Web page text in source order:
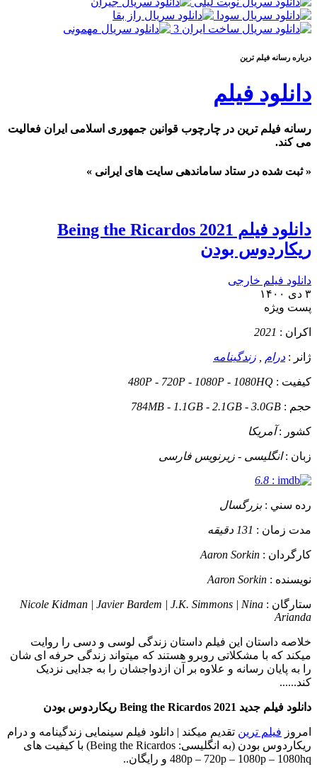
درباره رسانه فيلم ترين
دانلود فیلم
رسانه فیلم ترین در چارچوب قوانین جمهوری اسلامی ایران فعالیت
می کند.
« ثبت شده در ستاد ساماندهی سایت های ایرانی »
دانلود فیلم Being the Ricardos 2021
ریکاردوس بودن
دانلود فیلم خارجی
۳ دی ۱۴۰۰
پست ويژه
اکران : 2021
ژانر : درام زندگینامه
کيفيت : 480P - 720P - 1080P - 1080HQ
حجم : 784MB - 1.1GB - 2.1GB - 3.0GB
کشور :آمریکا
زبان :انگلیسی - زیرنویس فارسی
:
6.8
رده سني :بزرگسال
مدت زمان : 131 دقیقه
کارگردان : Aaron Sorkin
نويسنده : Aaron Sorkin
ستارگان : Nicole Kidman | Javier Bardem | J.K. Simmons | Nina
Arianda
خلاصه داستان این فیلم داستان زندگی لوسی و دسی را روایت
میکند که با مشکلاتی روبرو هستند که میتواند زندگی حرفه ای شان
را به پایان رسانه و علاوه بر آن ازدواجشان را به جدایی نزدیک
کند......
دانلود فیلم جدید Being the Ricardos 2021 ریکاردوس بودن
امروز فیلم ترین تقدیم میکند | دانلود فیلم سینمایی زندگینامه و درام
ریکاردوس بودن (به انگلیسی: Being the Ricardos) با کیفیت های
480p – 720p – 1080p – 1080hq و رایگان..